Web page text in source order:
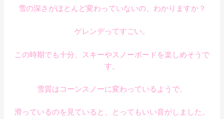
雪の深さがほとんど変わっていないの、わかりますか？
ゲレンデってすごい。
この時期でも十分、スキーやスノーボードを楽しめそうで
す。
雪質はコーンスノーに変わっているようで、
滑っているのを見ていると、とってもいい音がしました。